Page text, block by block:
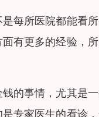
每所医院都能看
有更多的经验，
的事情，尤其是
专家医生的看诊